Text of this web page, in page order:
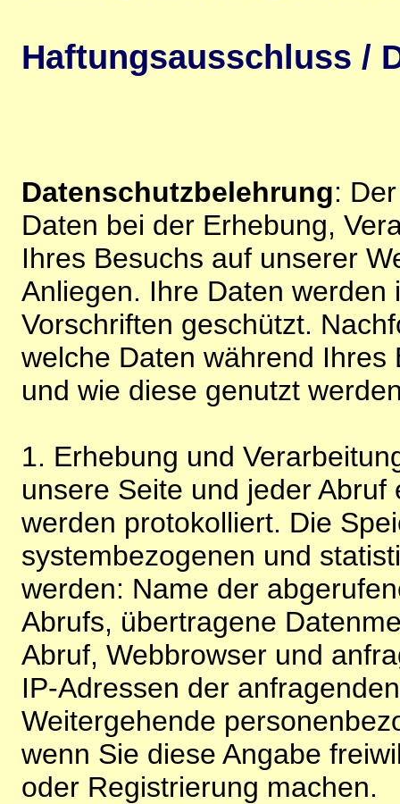
Haftungsausschluss /
Datenschutzbelehrung:
Daten bei der Erhebung,
Ihres Besuchs auf unserer
Anliegen. Ihre Daten
Vorschriften geschützt.
welche Daten während
und wie diese genutzt
1. Erhebung und
unsere Seite und jeder
werden protokolliert. Die
systembezogenen und
werden: Name der
Abrufs, übertragene
Abruf, Webbrowser und
IP-Adressen der
Weitergehende
wenn Sie diese Angabe
oder Registrierung machen.